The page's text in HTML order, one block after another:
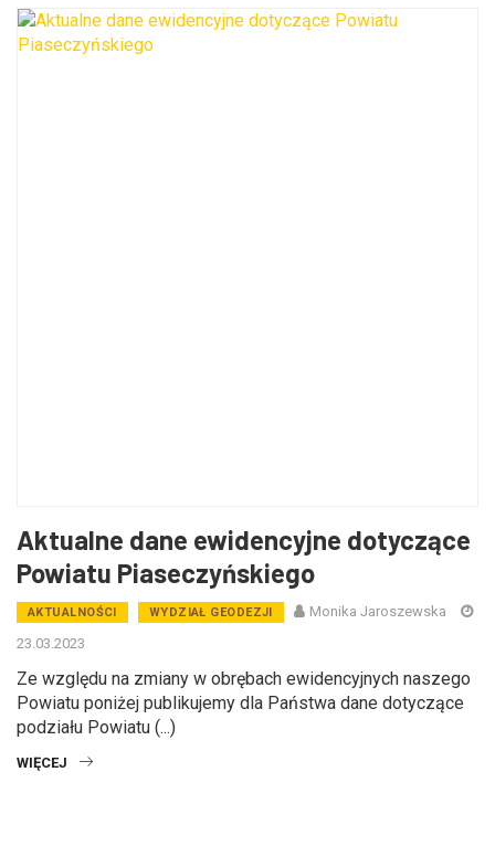
Aktualne dane ewidencyjne dotyczące
Powiatu Piaseczyńskiego
AKTUALNOŚCI WYDZIAŁ GEODEZJI
Monika Jaroszewska
23.03.2023
Ze względu na zmiany w obrębach ewidencyjnych naszego
Powiatu poniżej publikujemy dla Państwa dane dotyczące
podziału Powiatu (...)
WIĘCEJ